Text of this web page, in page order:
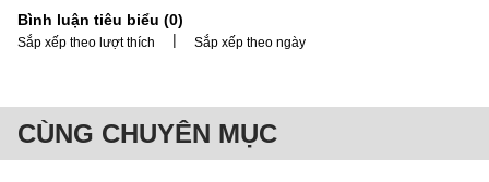
Bình luận tiêu biểu (0)
Sắp xếp theo lượt thích | Sắp xếp theo ngày
CÙNG CHUYÊN MỤC